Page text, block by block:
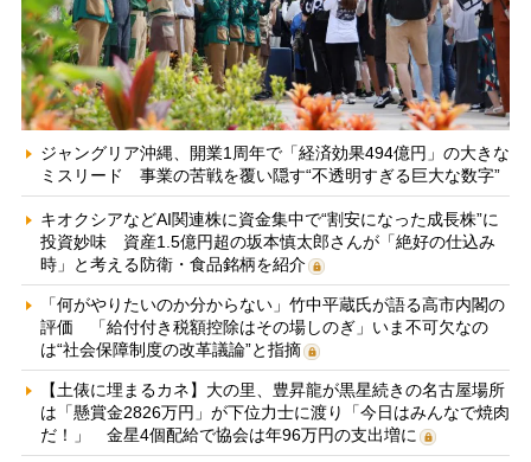
ジャングリア沖縄、開業1周年で「経済効果494億円」の大きな
ミスリード 事業の苦戦を覆い隠す“不透明すぎる巨大な数字”
キオクシアなどAI関連株に資金集中で“割安になった成長株”に
投資妙味 資産1.5億円超の坂本慎太郎さんが「絶好の仕込み
時」と考える防衛・食品銘柄を紹介
「何がやりたいのか分からない」竹中平蔵氏が語る高市内閣の
評価 「給付付き税額控除はその場しのぎ」いま不可欠なの
は“社会保障制度の改革議論”と指摘
【土俵に埋まるカネ】大の里、豊昇龍が黒星続きの名古屋場所
は「懸賞金2826万円」が下位力士に渡り「今日はみんなで焼肉
だ！」 金星4個配給で協会は年96万円の支出増に